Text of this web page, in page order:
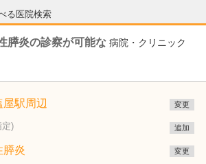
る医院検索
膵炎の診察が可能な 病院・クリニック
屋駅周辺 変更
定) 追加
膵炎 変更